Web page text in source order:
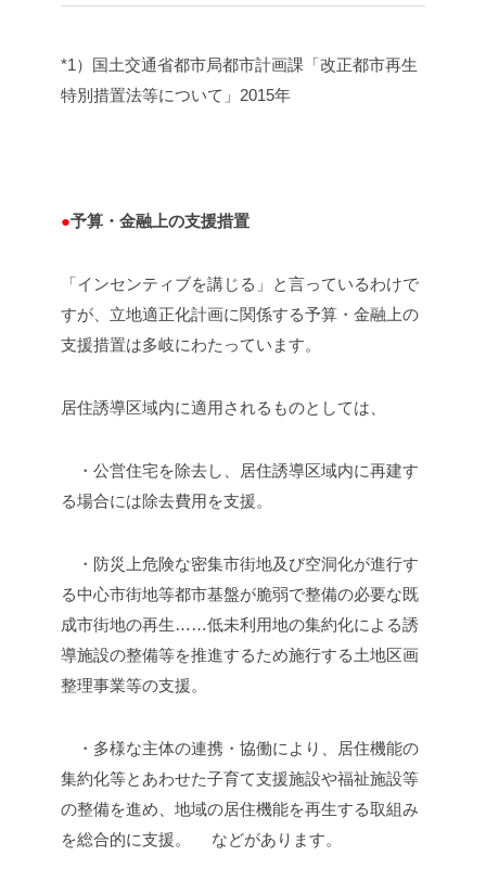
*1）国土交通省都市局都市計画課「改正都市再生
特別措置法等について」2015年
●予算・金融上の支援措置
「インセンティブを講じる」と言っているわけで
すが、立地適正化計画に関係する予算・金融上の
支援措置は多岐にわたっています。
居住誘導区域内に適用されるものとしては、
・公営住宅を除去し、居住誘導区域内に再建す
る場合には除去費用を支援。
・防災上危険な密集市街地及び空洞化が進行す
る中心市街地等都市基盤が脆弱で整備の必要な既
成市街地の再生……低未利用地の集約化による誘
導施設の整備等を推進するため施行する土地区画
整理事業等の支援。
・多様な主体の連携・協働により、居住機能の
集約化等とあわせた子育て支援施設や福祉施設等
の整備を進め、地域の居住機能を再生する取組み
を総合的に支援。
などがあります。